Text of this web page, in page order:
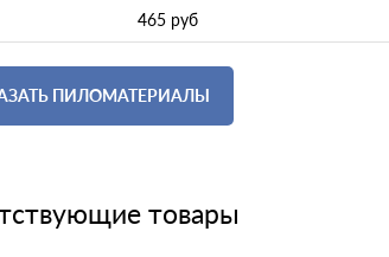
465 руб
ПИЛОМАТЕРИАЛЫ
товары